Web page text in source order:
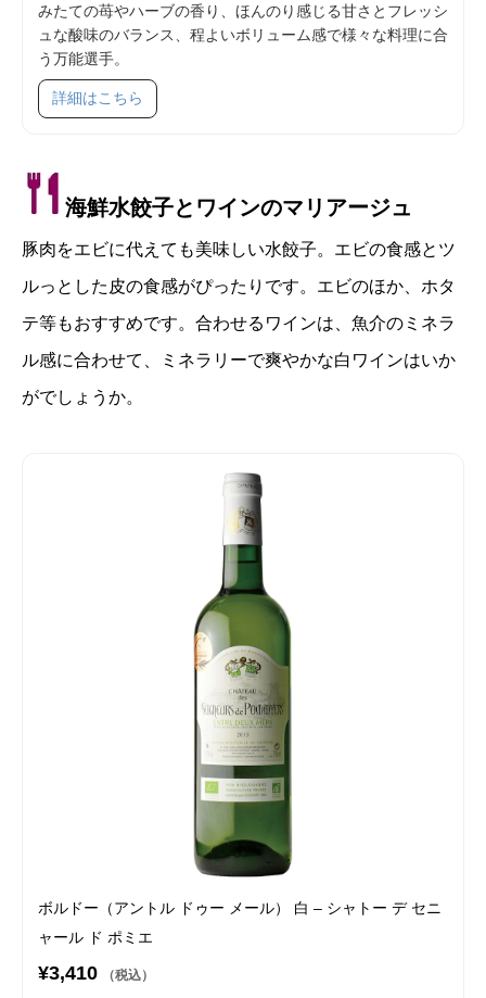
みたての苺やハーブの香り、ほんのり感じる甘さとフレッシ
ュな酸味のバランス、程よいボリューム感で様々な料理に合
う万能選手。
詳細はこちら SKU 25005
海鮮水餃子とワインのマリアージュ
豚肉をエビに代えても美味しい水餃子。エビの食感とツ
ルっとした皮の食感がぴったりです。エビのほか、ホタ
テ等もおすすめです。合わせるワインは、魚介のミネラ
ル感に合わせて、ミネラリーで爽やかな白ワインはいか
がでしょうか。
ボルドー（アントル ドゥー メール） 白 – シャトー デ セニ
ャール ド ポミエ
¥3,410 （税込）